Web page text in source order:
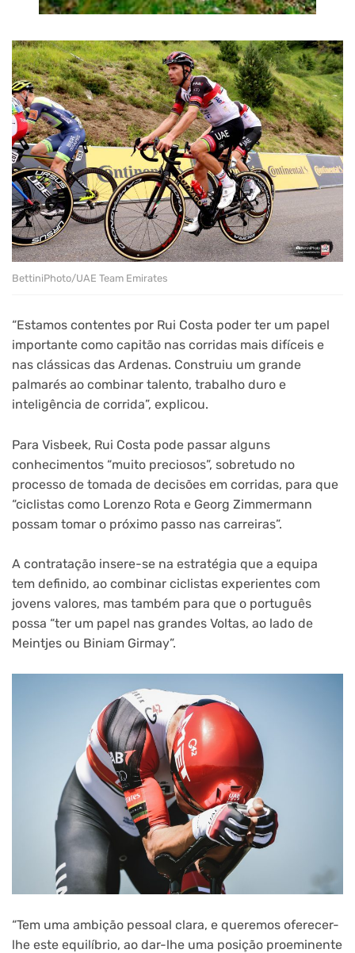
BettiniPhoto/UAE Team Emirates
“Estamos contentes por Rui Costa poder ter um papel
importante como capitão nas corridas mais difíceis e
nas clássicas das Ardenas. Construiu um grande
palmarés ao combinar talento, trabalho duro e
inteligência de corrida”, explicou.
Para Visbeek, Rui Costa pode passar alguns
conhecimentos “muito preciosos”, sobretudo no
processo de tomada de decisões em corridas, para que
“ciclistas como Lorenzo Rota e Georg Zimmermann
possam tomar o próximo passo nas carreiras”.
A contratação insere-se na estratégia que a equipa
tem definido, ao combinar ciclistas experientes com
jovens valores, mas também para que o português
possa “ter um papel nas grandes Voltas, ao lado de
Meintjes ou Biniam Girmay”.
“Tem uma ambição pessoal clara, e queremos oferecer-
lhe este equilíbrio, ao dar-lhe uma posição proeminente